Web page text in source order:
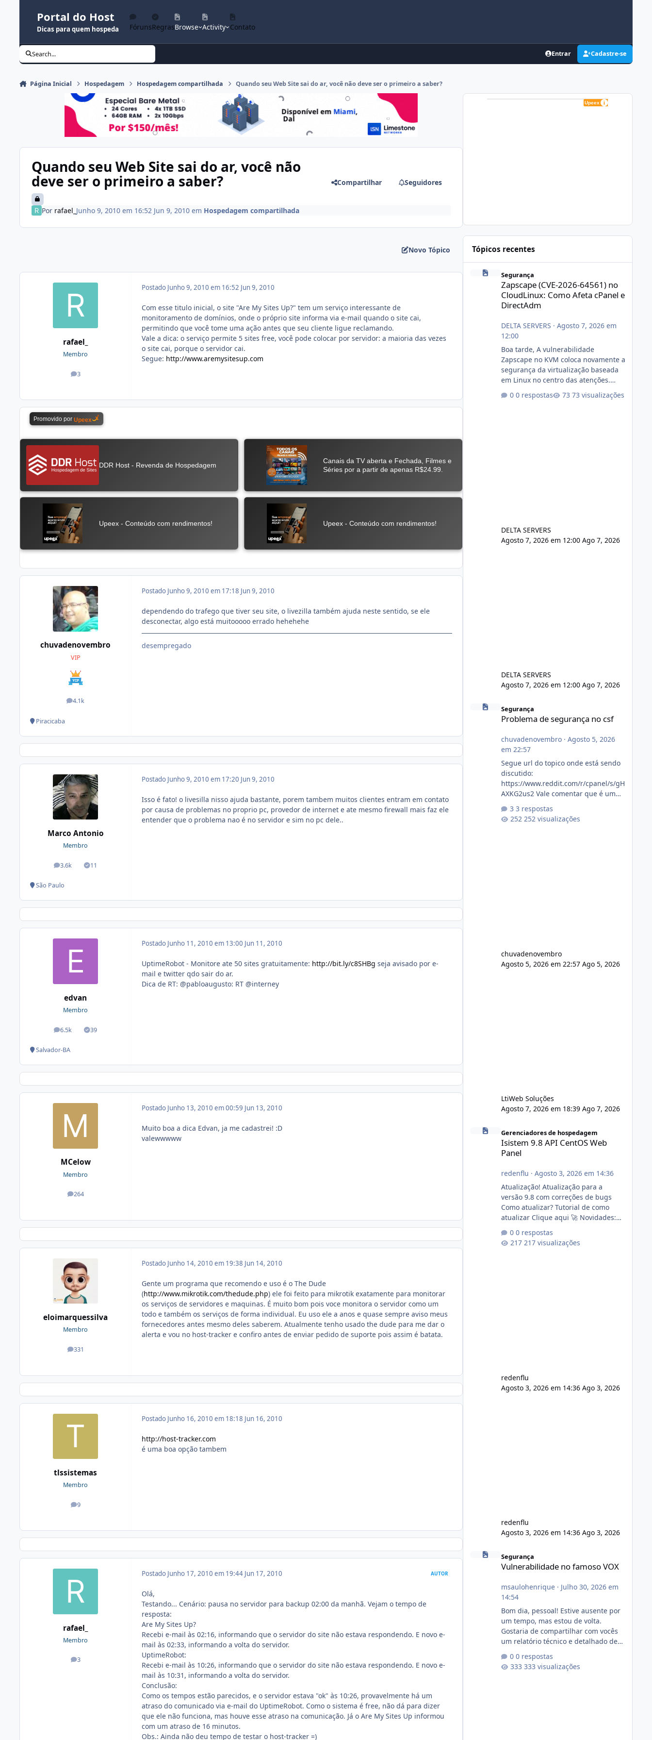
Portal do Host
Dicas para quem hospeda FórunsRegrasBrowse Activity Contato
Search... Entrar Cadastre-se
Página Inicial Hospedagem Hospedagem compartilhada Quando seu Web Site sai do ar, você não deve ser o primeiro a saber?
Quando seu Web Site sai do ar, você não
deve ser o primeiro a saber? Compartilhar Seguidores
Por rafael_ Junho 9, 2010 em 16:52 Jun 9, 2010em Hospedagem compartilhada
Novo Tópico
rafael_
Membro
3
posts
Postado Junho 9, 2010 em 16:52 Jun 9, 2010
Com esse titulo inicial, o site "Are My Sites Up?" tem um serviço interessante de
monitoramento de domínios, onde o próprio site informa via e-mail quando o site cai,
permitindo que você tome uma ação antes que seu cliente ligue reclamando.
Vale a dica: o serviço permite 5 sites free, você pode colocar por servidor: a maioria das vezes
o site cai, porque o servidor cai.
Segue: http://www.aremysitesup.com
chuvadenovembro
VIP
4.1k
posts
Piracicaba
Postado Junho 9, 2010 em 17:18 Jun 9, 2010
dependendo do trafego que tiver seu site, o livezilla também ajuda neste sentido, se ele
desconectar, algo está muitooooo errado hehehehe
desempregado
Marco Antonio
Membro
3.6k
posts 11
Soluções
São Paulo
Postado Junho 9, 2010 em 17:20 Jun 9, 2010
Isso é fato! o livesilla nisso ajuda bastante, porem tambem muitos clientes entram em contato
por causa de problemas no proprio pc, provedor de internet e ate mesmo firewall mais faz ele
entender que o problema nao é no servidor e sim no pc dele..
edvan
Membro
6.5k
posts 39
Soluções
Salvador-BA
Postado Junho 11, 2010 em 13:00 Jun 11, 2010
UptimeRobot - Monitore ate 50 sites gratuitamente: http://bit.ly/c8SHBg seja avisado por e-
mail e twitter qdo sair do ar.
Dica de RT: @pabloaugusto: RT @interney
MCelow
Membro
264
posts
Postado Junho 13, 2010 em 00:59 Jun 13, 2010
Muito boa a dica Edvan, ja me cadastrei! :D
valewwwww
eloimarquessilva
Membro
331
posts
Postado Junho 14, 2010 em 19:38 Jun 14, 2010
Gente um programa que recomendo e uso é o The Dude
(http://www.mikrotik.com/thedude.php) ele foi feito para mikrotik exatamente para monitorar
os serviços de servidores e maquinas. É muito bom pois voce monitora o servidor como um
todo e também os serviços de forma individual. Eu uso ele a anos e quase sempre aviso meus
fornecedores antes mesmo deles saberem. Atualmente tenho usado the dude para me dar o
alerta e vou no host-tracker e confiro antes de enviar pedido de suporte pois assim é batata.
tlssistemas
Membro
9
posts
Postado Junho 16, 2010 em 18:18 Jun 16, 2010
http://host-tracker.com
é uma boa opção tambem
rafael_
Membro
3
posts
Postado Junho 17, 2010 em 19:44 Jun 17, 2010 AUTOR
Olá,
Testando... Cenário: pausa no servidor para backup 02:00 da manhã. Vejam o tempo de
resposta:
Are My Sites Up?
Recebi e-mail às 02:16, informando que o servidor do site não estava respondendo. E novo e-
mail às 02:33, informando a volta do servidor.
UptimeRobot:
Recebi e-mail às 10:26, informando que o servidor do site não estava respondendo. E novo e-
mail às 10:31, informando a volta do servidor.
Conclusão:
Como os tempos estão parecidos, e o servidor estava "ok" às 10:26, provavelmente há um
atraso do comunicado via e-mail do UptimeRobot. Como o sistema é free, não dá para dizer
que ele não funciona, mas houve esse atraso na comunicação. Já o Are My Sites Up informou
com um atraso de 16 minutos.
Obs.: Ainda não deu tempo de testar o host-tracker =)
Tópicos recentes
Zapscape (CVE-2026-64561) no CloudLinux: Como Afeta
Segurança
Zapscape (CVE-2026-64561) no
CloudLinux: Como Afeta cPanel e
DirectAdm
DELTA SERVERS · Agosto 7, 2026 em
12:00
Boa tarde, A vulnerabilidade
Zapscape no KVM coloca novamente a
segurança da virtualização baseada
em Linux no centro das atenções.
https://cloudlinux.statuspage.io/incid
ents/dlrxjx23zz5f Criamos uma breve
0 respostas 73 visualizações
DELTA SERVERS
Agosto 7, 2026 em 12:00 Ago 7, 2026
DELTA SERVERS
Agosto 7, 2026 em 12:00 Ago 7, 2026
Problema de segurança no csf
Segurança
Problema de segurança no csf
chuvadenovembro· Agosto 5, 2026
em 22:57
Segue url do topico onde está sendo
discutido:
https://www.reddit.com/r/cpanel/s/gH
AXKG2us2 Vale comentar que é um
pegada no da.
3 respostas
252 visualizações
chuvadenovembro
Agosto 5, 2026 em 22:57 Ago 5, 2026
LtiWeb Soluções
Agosto 7, 2026 em 18:39 Ago 7, 2026
Isistem 9.8 API CentOS Web Panel
Gerenciadores de hospedagem
Isistem 9.8 API CentOS Web
Panel
redenflu · Agosto 3, 2026 em 14:36
Atualização! Atualização para a
versão 9.8 com correções de bugs
Como atualizar? Tutorial de como
atualizar Clique aqui 🚀 Novidades:
publico para consulta de sub.dominio
autorizado a usasr o isistem:
0 respostas
217 visualizações
redenflu
Agosto 3, 2026 em 14:36 Ago 3, 2026
redenflu
Agosto 3, 2026 em 14:36 Ago 3, 2026
Vulnerabilidade no famoso VOX
Segurança
Vulnerabilidade no famoso VOX
msaulohenrique· Julho 30, 2026 em
14:54
Bom dia, pessoal! Estive ausente por
um tempo, mas estou de volta.
Gostaria de compartilhar com vocês
um relatório técnico e detalhado de
conformidade referente
ao VOXPANEL (versão atualmente em
0 respostas
333 visualizações